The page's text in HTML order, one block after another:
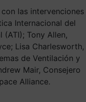
las intervenciones
Internacional del
Tony Allen,
Lisa Charlesworth,
de Ventilación y
Mair, Consejero
Alliance.